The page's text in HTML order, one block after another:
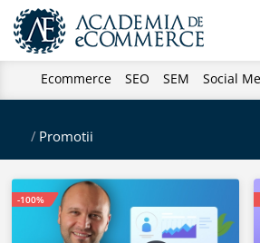
Ecommerce SEO SEM Social
/ Promotii
-100%